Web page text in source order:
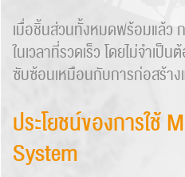
เมื่อชิ้นส่วนทั้งหมดพร้อมแล้ว
ในเวลาที่รวดเร็ว โดยไม่จำเป็น
ซับซ้อนเหมือนกับการก่อสร้าง
ประโยชน์ของการใช้
System